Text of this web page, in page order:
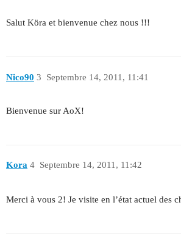
Salut Köra et bienvenue chez nous !!!
Nico90 Septembre 14, 2011, 11:41
3
Bienvenue sur AoX!
Kora Septembre 14, 2011, 11:42
4
Merci à vous 2! Je visite en l’état actuel des